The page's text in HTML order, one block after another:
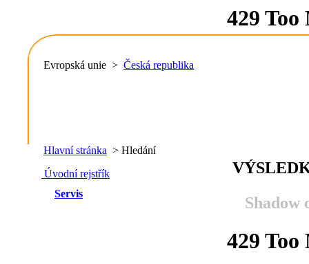
Evropská unie > Česká republika
Hlavní stránka > Hledání
Úvodní rejstřík
Servis
Shadow